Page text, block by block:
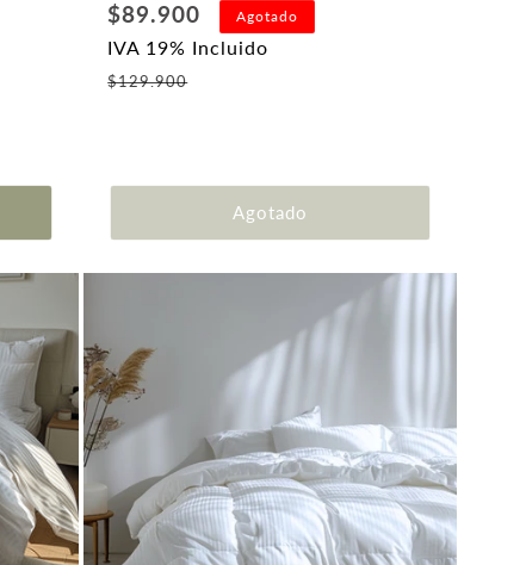
Precio
habitual
$89.900 Agotado
IVA 19% Incluido
$129.900
Agotado